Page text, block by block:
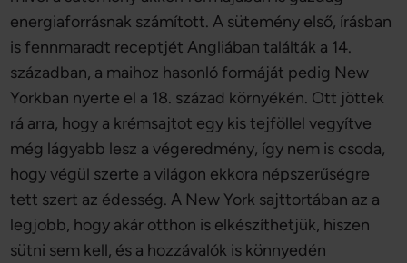
energiaforrásnak számított. A sütemény első, írásban
is fennmaradt receptjét Angliában találták a 14.
században, a maihoz hasonló formáját pedig New
Yorkban nyerte el a 18. század környékén. Ott jöttek
rá arra, hogy a krémsajtot egy kis tejföllel vegyítve
még lágyabb lesz a végeredmény, így nem is csoda,
hogy végül szerte a világon ekkora népszerűségre
tett szert az édesség. A New York sajttortában az a
legjobb, hogy akár otthon is elkészíthetjük, hiszen
sütni sem kell, és a hozzávalók is könnyedén